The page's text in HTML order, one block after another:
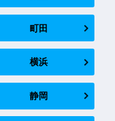
町田
横浜
静岡